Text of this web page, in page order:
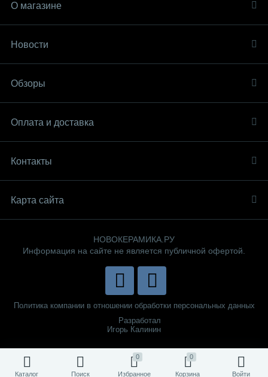
Каталог Поиск
0
Избранное
0
Корзина Войти
О магазине
Новости
Обзоры
Оплата и доставка
Контакты
Карта сайта
НОВОКЕРАМИКА.РУ
Информация на сайте не является публичной офертой.
Политика компании в отношении обработки персональных данных
Разработал
Игорь Калинин